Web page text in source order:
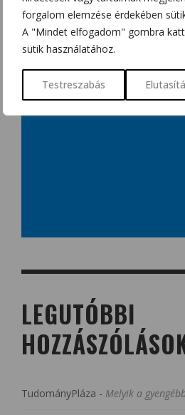
forgalom elemzése érdekében
A "Mindet elfogadom" gombra
sütik használatához.
Testreszabás
LEGUTÓBBI
TudományPláza - Melyik a